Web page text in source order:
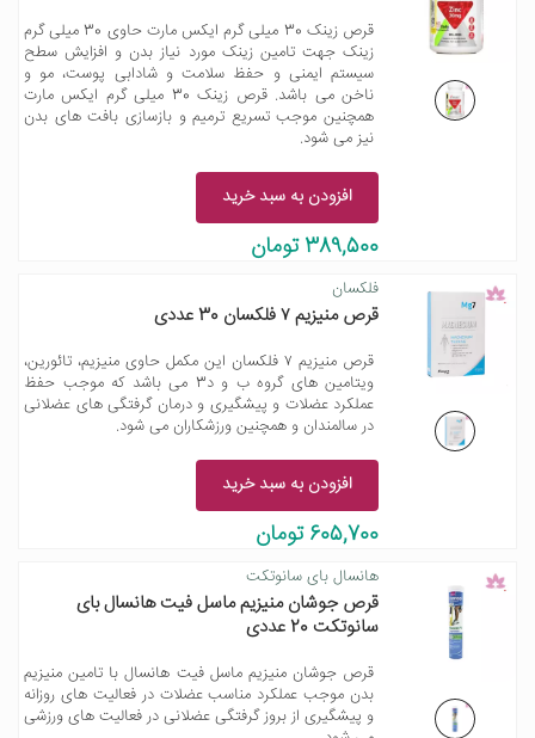
قرص زینک 30 میلی گرم ایکس مارت حاوی 30 میلی گرم
زینک جهت تامین زینک مورد نیاز بدن و افزایش سطح
سیستم ایمنی و حفظ سلامت و شادابی پوست، مو و
ناخن می باشد. قرص زینک 30 میلی گرم ایکس مارت
همچنین موجب تسریع ترمیم و بازسازی بافت های بدن
نیز می شود.
افزودن به سبد خرید
389,500 تومان
فلکسان
قرص منیزیم ۷ فلکسان 30 عددی
قرص منیزیم ۷ فلکسان این مکمل حاوی منیزیم، تائورین،
ویتامین های گروه ب و د3 می باشد که موجب حفظ
عملکرد عضلات و پیشگیری و درمان گرفتگی های عضلانی
در سالمندان و همچنین ورزشکاران می شود.
افزودن به سبد خرید
605,700 تومان
هانسال بای سانوتکت
قرص جوشان منیزیم ماسل فیت هانسال بای
سانوتکت 20 عددی
قرص جوشان منیزیم ماسل فیت هانسال با تامین منیزیم
بدن موجب عملکرد مناسب عضلات در فعالیت های روزانه
و پیشگیری از بروز گرفتگی عضلانی در فعالیت های ورزشی